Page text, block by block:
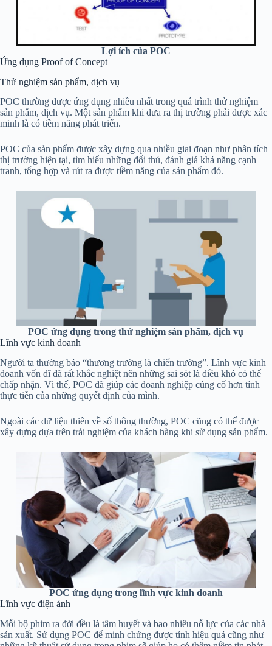
Lợi ích của POC
Ứng dụng Proof of Concept
Thử nghiệm sản phẩm, dịch vụ
POC thường được ứng dụng nhiều nhất trong quá trình thử nghiệm
sản phẩm, dịch vụ. Một sản phẩm khi đưa ra thị trường phải được xác
minh là có tiềm năng phát triển.
POC của sản phẩm được xây dựng qua nhiều giai đoạn như phân tích
thị trường hiện tại, tìm hiểu những đối thủ, đánh giá khả năng cạnh
tranh, tổng hợp và rút ra được tiềm năng của sản phẩm đó.
POC ứng dụng trong thử nghiệm sản phẩm, dịch vụ
Lĩnh vực kinh doanh
Người ta thường bảo “thương trường là chiến trường”. Lĩnh vực kinh
doanh vốn dĩ đã rất khắc nghiệt nên những sai sót là điều khó có thể
chấp nhận. Vì thế, POC đã giúp các doanh nghiệp củng cố hơn tính
thực tiễn của những quyết định của mình.
Ngoài các dữ liệu thiên về số thông thường, POC cũng có thể được
xây dựng dựa trên trải nghiệm của khách hàng khi sử dụng sản phẩm.
POC ứng dụng trong lĩnh vực kinh doanh
Lĩnh vực điện ảnh
Mỗi bộ phim ra đời đều là tâm huyết và bao nhiêu nỗ lực của các nhà
sản xuất. Sử dụng POC để minh chứng được tính hiệu quả cũng như